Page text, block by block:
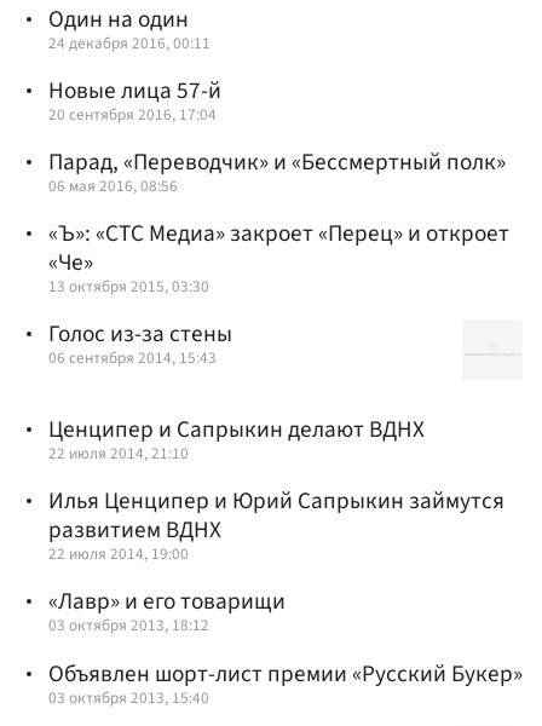
Один на один
24 декабря 2016, 00:11
Новые лица 57-й
20 сентября 2016, 17:04
Парад, «Переводчик» и «Бессмертный полк»
06 мая 2016, 08:56
«Ъ»: «СТС Медиа» закроет «Перец» и откроет
«Че»
13 октября 2015, 03:30
Голос из-за стены
06 сентября 2014, 15:43
Ценципер и Сапрыкин делают ВДНХ
22 июля 2014, 21:10
Илья Ценципер и Юрий Сапрыкин займутся
развитием ВДНХ
22 июля 2014, 19:00
«Лавр» и его товарищи
03 октября 2013, 18:12
Объявлен шорт-лист премии «Русский Букер»
03 октября 2013, 15:40